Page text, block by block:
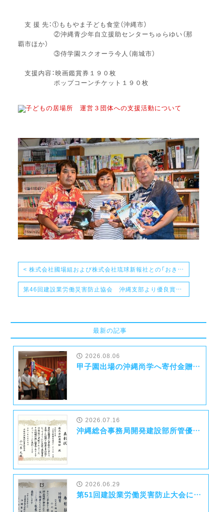
支 援 先：①ももやま子ども食堂（沖縄市）
②沖縄青少年自立援助センターちゅらゆい（那
覇市ほか）
③侍学園スクオーラ今人（南城市）
支援内容：映画鑑賞券１９０枚
ポップコーンチケット１９０枚
子どもの居場所 運営３団体への支援活動について
< 株式会社國場組および株式会社琉球新報社との「おきなわ花と香りプロジェクト包括連携協定」の締結について
第46回建設業労働災害防止協会 沖縄支部より優良賞・功績賞表彰を受賞いたしました！ >
最新の記事
2026.08.06
甲子園出場の沖縄尚学へ寄付金贈呈について
2026.07.16
沖縄総合事務局開発建設部所管優良業者等表彰式にて沖縄総合事務局長表彰を受賞いたしました！
2026.06.29
第51回建設業労働災害防止大会にて功績賞を受賞いたしました！